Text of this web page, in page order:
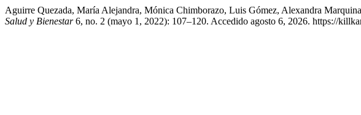
Aguirre Quezada, María Alejandra, Mónica Chimborazo, Luis Gómez, Alexandra
Salud y Bienestar6, no. 2 (mayo 1, 2022): 107–120. Accedido agosto 6, 2026. https://